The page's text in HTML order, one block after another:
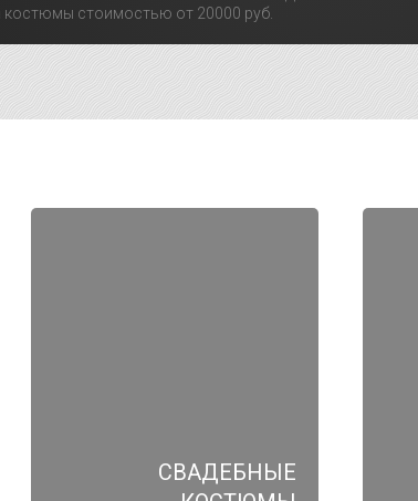
костюмы стоимостью от 20000 руб.
СВАДЕБНЫЕ